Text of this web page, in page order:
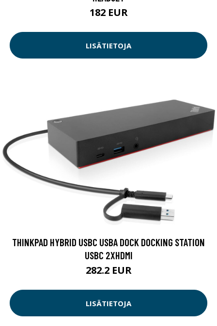
182 EUR
LISÄTIETOJA
THINKPAD HYBRID USBC USBA DOCK DOCKING STATION
USBC 2XHDMI
282.2 EUR
LISÄTIETOJA